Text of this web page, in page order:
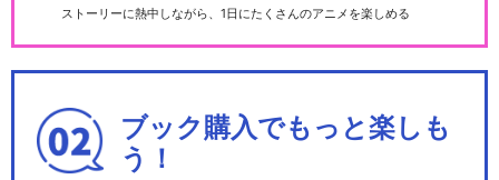
世代、始動～
ストーリーに熱中しながら、1日にたくさんのアニメを楽しめる
ブック購入でもっと楽しも
う！